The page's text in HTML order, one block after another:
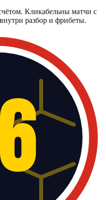
Кликабельны матчи с
разбор и фрибеты.